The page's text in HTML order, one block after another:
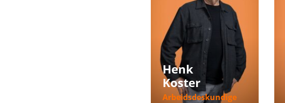
Henk
Koster
Arbeidsdeskundige